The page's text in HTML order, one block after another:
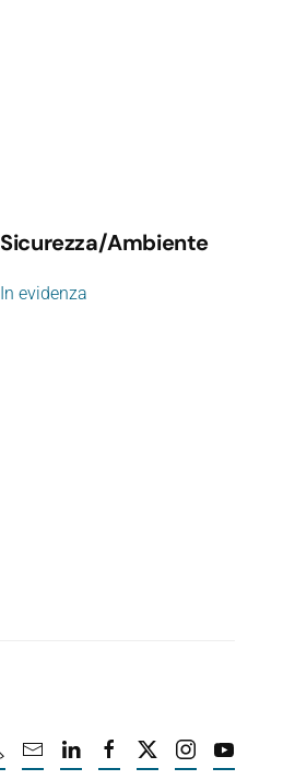
Sicurezza/Ambiente
In evidenza